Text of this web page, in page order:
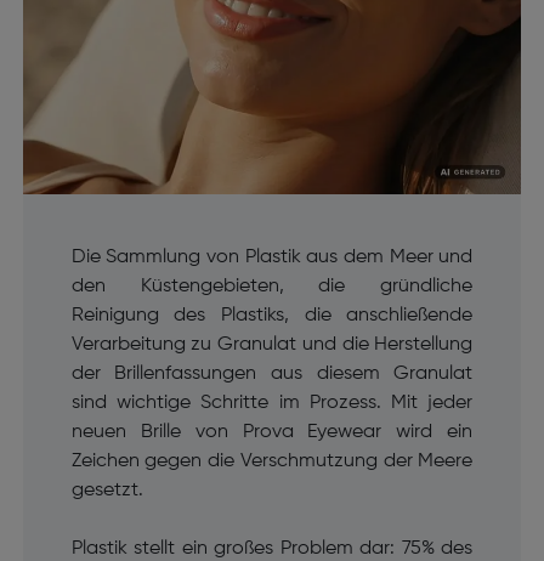
Die Sammlung von Plastik aus dem Meer und
den Küstengebieten, die gründliche
Reinigung des Plastiks, die anschließende
Verarbeitung zu Granulat und die Herstellung
der Brillenfassungen aus diesem Granulat
sind wichtige Schritte im Prozess. Mit jeder
neuen Brille von Prova Eyewear wird ein
Zeichen gegen die Verschmutzung der Meere
gesetzt.
Plastik stellt ein großes Problem dar: 75% des